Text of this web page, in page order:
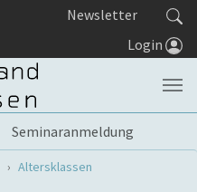
Newsletter
Login
Seminaranmeldung
Altersklassen